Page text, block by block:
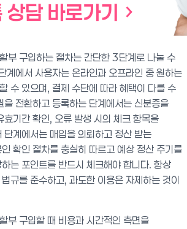
부 구입하는 절차는 간단한 3단계로 나눌 수
계에서 사용자는 온라인과 오프라인 중 원하는
수 있으며, 결제 수단에 따라 혜택이 다를 수
을 전환하고 등록하는 단계에서는 신분증을
효기간 확인, 오류 발생 시의 체크 항목을
단계에서는 매입을 의뢰하고 정산 받는
확인 절차를 충실히 따르고 예상 정산 주기를
는 포인트를 반드시 체크해야 합니다. 항상
규를 준수하고, 과도한 이용은 자제하는 것이
부 구입할 때 비용과 시간적인 측면을